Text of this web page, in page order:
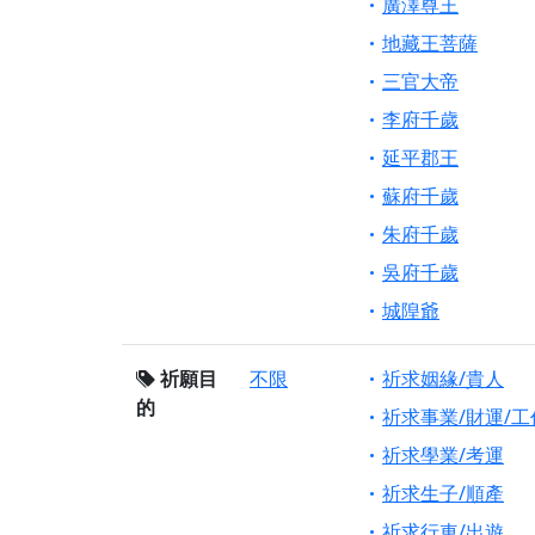
地藏王菩薩
三官大帝
李府千歲
延平郡王
蘇府千歲
朱府千歲
吳府千歲
城隍爺
祈願目
的
不限
祈求姻緣/貴人
祈求事業/財運/工
祈求學業/考運
祈求生子/順產